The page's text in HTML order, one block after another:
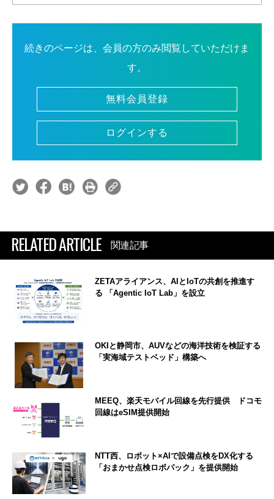
続きのページは、会員の方のみ閲覧していただけま
す。
無料会員登録
ログインする
RELATED ARTICLE 関連記事
ZETAアライアンス、AIとIoTの共創を推進す
る 「Agentic IoT Lab」を設立
OKIと静岡市、AUVなどの海洋技術を検証する
「実海域テストベッド」構築へ
MEEQ、楽天モバイル回線を先行提供 ドコモ
回線はeSIM提供開始
NTT西、ロボット×AIで設備点検をDX化する
「おまかせ点検ロボパック」を提供開始